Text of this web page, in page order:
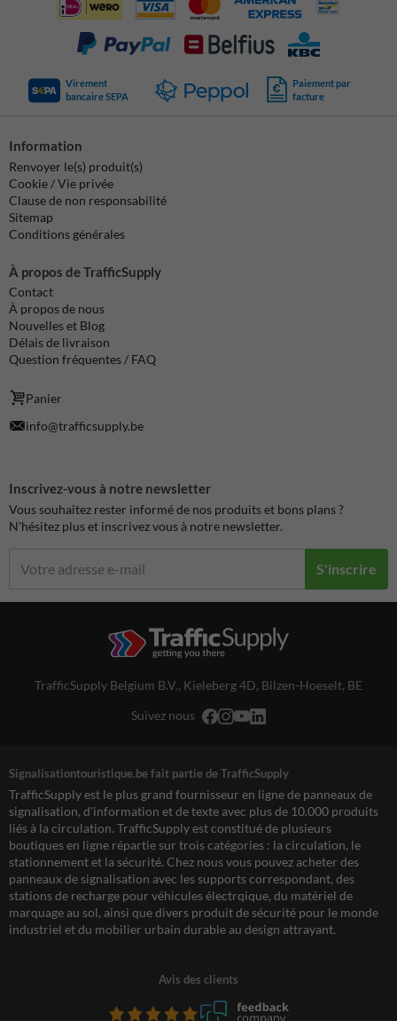
Virement
bancaire SEPA
Paiement par
facture
Information
Renvoyer le(s) produit(s)
Cookie / Vie privée
Clause de non responsabilité
Sitemap
Conditions générales
À propos de TrafficSupply
Contact
À propos de nous
Nouvelles et Blog
Délais de livraison
Question fréquentes / FAQ
Panier
info@trafficsupply.be
Inscrivez-vous à notre newsletter
Vous souhaitez rester informé de nos produits et bons plans ?
N'hésitez plus et inscrivez vous à notre newsletter.
S'inscrire
TrafficSupply Belgium B.V., Kieleberg 4D, Bilzen-Hoeselt, BE
Suivez nous
Signalisationtouristique.be fait partie de TrafficSupply
TrafficSupply est le plus grand fournisseur en ligne de panneaux de
signalisation, d'information et de texte avec plus de 10.000 produits
liés à la circulation. TrafficSupply est constitué de plusieurs
boutiques en ligne répartie sur trois catégories : la circulation, le
stationnement et la sécurité. Chez nous vous pouvez acheter des
panneaux de signalisation avec les supports correspondant, des
stations de recharge pour véhicules électrqique, du matériel de
marquage au sol, ainsi que divers produit de sécurité pour le monde
industriel et du mobilier urbain durable au design attrayant.
Avis des clients